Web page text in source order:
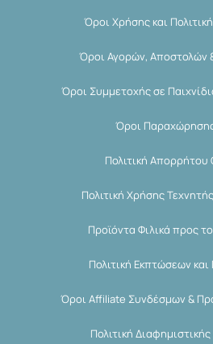
Όροι Χρήσης και
Όροι Αγορών, Αποστολών
Όροι Συμμετοχής σε
Όροι
Πολιτική
Πολιτική Χρήσης
Προϊόντα Φιλικά προς
Πολιτική Εκπτώσεων
Όροι Affiliate Συνδέσμων &
Πολιτική